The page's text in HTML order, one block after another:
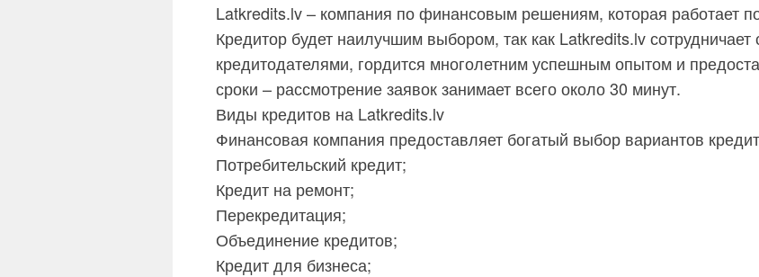
Latkredits.lv – компания по финансовым решениям, которая работает
Кредитор будет наилучшим выбором, так как Latkredits.lv
кредитодателями, гордится многолетним успешным опытом и
сроки – рассмотрение заявок занимает всего около 30 минут.
Виды кредитов на Latkredits.lv
Финансовая компания предоставляет богатый выбор вариантов
Потребительский кредит;
Кредит на ремонт;
Перекредитация;
Объединение кредитов;
Кредит для бизнеса;